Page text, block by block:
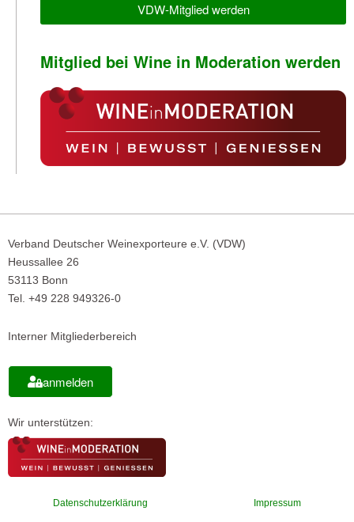
VDW-Mitglied werden
Mitglied bei Wine in Moderation werden
Verband Deutscher Weinexporteure e.V. (VDW)
Heussallee 26
53113 Bonn
Tel. +49 228 949326-0
Interner Mitgliederbereich
anmelden
Wir unterstützen:
Datenschutzerklärung Impressum